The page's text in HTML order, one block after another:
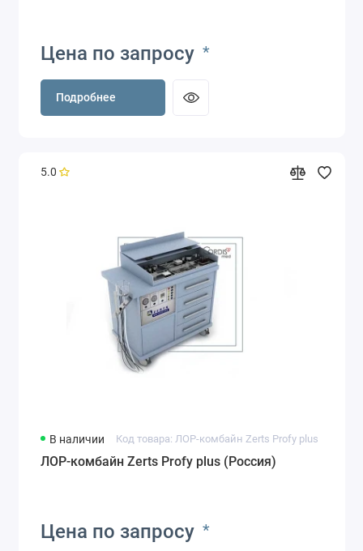
Цена по запросу *
Подробнее
5.0
В наличии Код товара: ЛОР-комбайн Zerts Profy plus
ЛОР-комбайн Zerts Profy plus (Россия)
Цена по запросу *